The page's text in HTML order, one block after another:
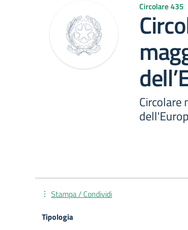
Circolare 435
Circolare
Stampa / Condividi
Tipologia